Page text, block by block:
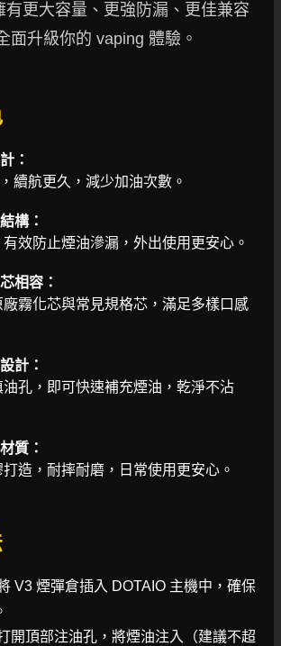
有更大容量、更強防漏、更佳兼容
面升級你的 vaping 體驗。
：
續航更久，減少加油次數。
構：
效防止煙油滲漏，外出使用更安心。
相容：
霧化芯與常見規格芯，滿足多樣口感
計：
孔，即可快速補充煙油，乾淨不沾
質：
造，耐摔耐磨，日常使用更安心。
V3 煙彈倉插入 DOTAIO 主機中，確保
開頂部注油孔，將煙油注入（建議不超